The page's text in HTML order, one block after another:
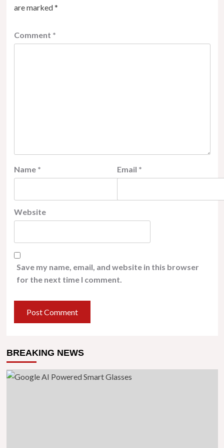
are marked*
Comment *
Name * Email *
Website
Save my name, email, and website in this browser
for the next time I comment.
BREAKING NEWS